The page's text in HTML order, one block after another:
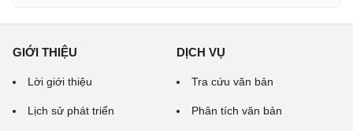
GIỚI THIỆU
Lời giới thiệu
Lịch sử phát triển
DỊCH VỤ
Tra cứu văn bản
Phân tích văn bản